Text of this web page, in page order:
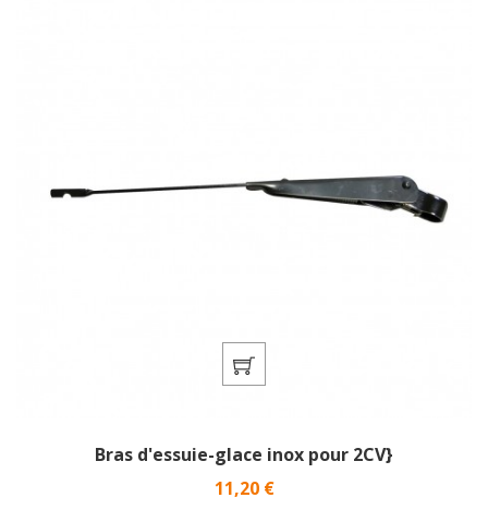
Bras d'essuie-glace inox pour 2CV}
Prix
11,20 €